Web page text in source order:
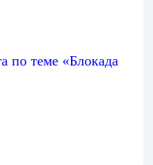
по теме «Блокада